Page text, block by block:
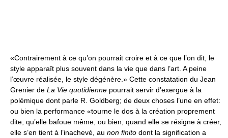
«Contrairement à ce qu’on pourrait croire et à ce que l’on dit, le
style apparaît plus souvent dans la vie que dans l’art. A peine
l’œuvre réalisée, le style dégénère.» Cette constatation du Jean
Grenier de La Vie quotidienne pourrait servir d’exergue à la
polémique dont parle R. Goldberg; de deux choses l’une en effet:
ou bien la performance «tourne le dos à la création proprement
dite, qu’elle bafoue même, ou bien, quand elle se résigne à créer,
elle s’en tient à l’inachevé, au non finito dont la signification a